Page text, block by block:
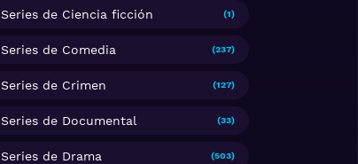
Series de Ciencia ficción (1)
Series de Comedia (237)
Series de Crimen (127)
Series de Documental (33)
Series de Drama (503)